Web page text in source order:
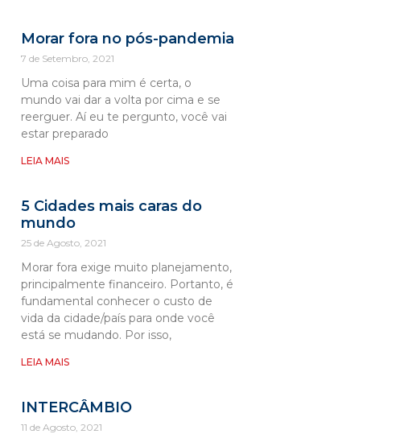
Morar fora no pós-pandemia
7 de Setembro, 2021
Uma coisa para mim é certa, o
mundo vai dar a volta por cima e se
reerguer. Aí eu te pergunto, você vai
estar preparado
LEIA MAIS
5 Cidades mais caras do
mundo
25 de Agosto, 2021
Morar fora exige muito planejamento,
principalmente financeiro. Portanto, é
fundamental conhecer o custo de
vida da cidade/país para onde você
está se mudando. Por isso,
LEIA MAIS
INTERCÂMBIO
11 de Agosto, 2021